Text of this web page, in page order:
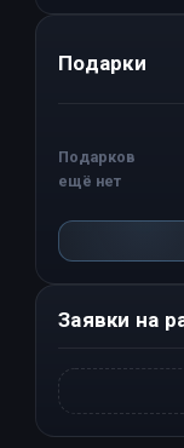
Подарки
Подарков
ещё нет
Заявки на